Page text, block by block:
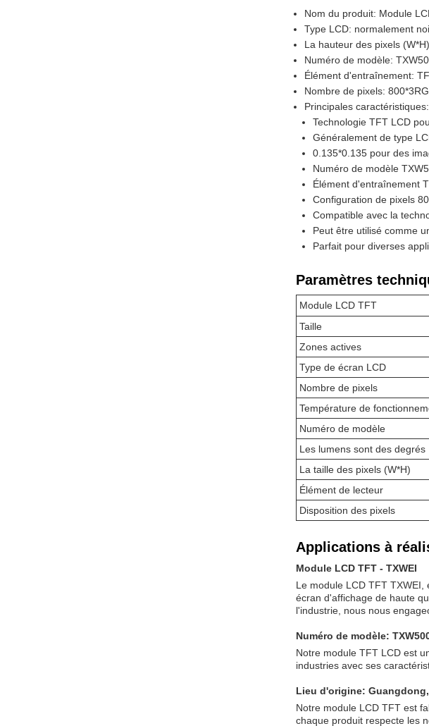
Nom du produit: Module
Type LCD: normalement
La hauteur des pixels
Numéro de modèle:
Élément d'entraînement:
Nombre de pixels:
Principales caractéristiques:
Technologie TFT LCD
Généralement de type
0.135*0.135 pour des
Numéro de modèle
Élément d'entraînement
Configuration de pixels
Compatible avec la
Peut être utilisé comme
Parfait pour diverses
Paramètres
Module LCD TFT
Taille
Zones actives
Type de écran LCD
Nombre de pixels
Température de
Numéro de modèle
Les lumens sont des degrés
La taille des pixels (W*H)
Élément de lecteur
Disposition des pixels
Applications à
Module LCD TFT - TXWEI
Le module LCD TFT
écran d'affichage de haute
l'industrie, nous nous
Numéro de modèle:
Notre module TFT LCD est
industries avec ses
Lieu d'origine:
Notre module LCD TFT est
chaque produit respecte les